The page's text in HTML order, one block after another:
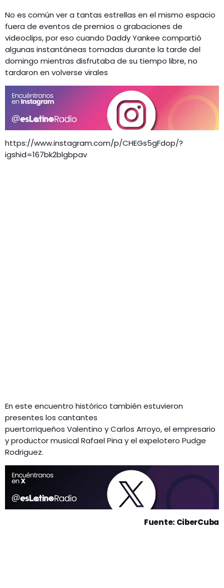
No es común ver a tantas estrellas en el mismo espacio
fuera de eventos de premios o grabaciones de
videoclips, por eso cuando Daddy Yankee compartió
algunas instantáneas tomadas durante la tarde del
domingo mientras disfrutaba de su tiempo libre, no
tardaron en volverse virales
https://www.instagram.com/p/CHEGs5gFdop/?
igshid=167bk2blgbpav
En este encuentro histórico también estuvieron
presentes los cantantes
puertorriqueños Valentino y Carlos Arroyo, el empresario
y productor musical Rafael Pina y el expelotero Pudge
Rodriguez.
Fuente: CiberCuba